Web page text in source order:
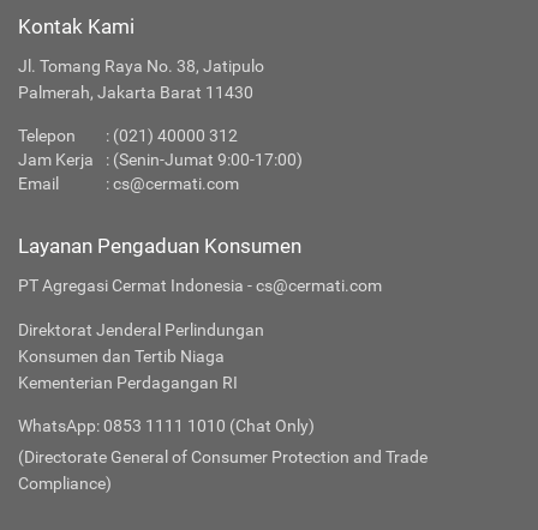
Kontak Kami
Jl. Tomang Raya No. 38, Jatipulo
Palmerah, Jakarta Barat 11430
Telepon : (021) 40000 312
Jam Kerja
: (Senin-Jumat 9:00-17:00)
Email
:cs@cermati.com
Layanan Pengaduan Konsumen
PT Agregasi Cermat Indonesia - cs@cermati.com
Direktorat Jenderal Perlindungan
Konsumen dan Tertib Niaga
Kementerian Perdagangan RI
WhatsApp: 0853 1111 1010 (Chat Only)
(Directorate General of Consumer Protection and Trade
Compliance)